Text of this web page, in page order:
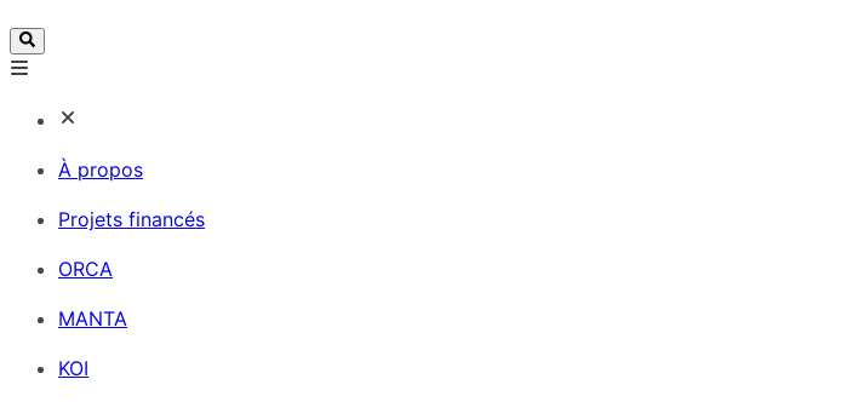
À propos
Projets financés
ORCA
MANTA
KOI